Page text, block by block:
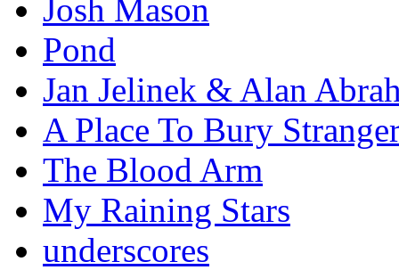
Josh Mason
Pond
Jan Jelinek & Alan
A Place To Bury
The Blood Arm
My Raining Stars
underscores